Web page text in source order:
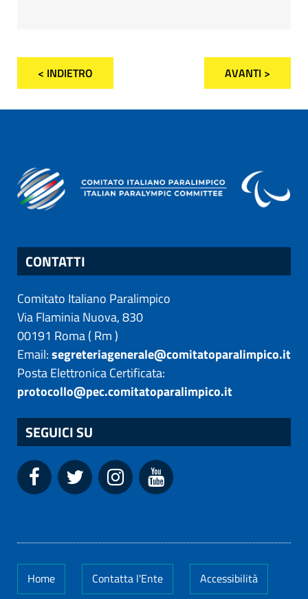
< INDIETRO AVANTI >
CONTATTI
Comitato Italiano Paralimpico
Via Flaminia Nuova, 830
00191 Roma( Rm)
Email:segreteriagenerale@comitatoparalimpico.it
Posta Elettronica Certificata:
protocollo@pec.comitatoparalimpico.it
SEGUICI SU
Home Contatta l'Ente Accessibilità